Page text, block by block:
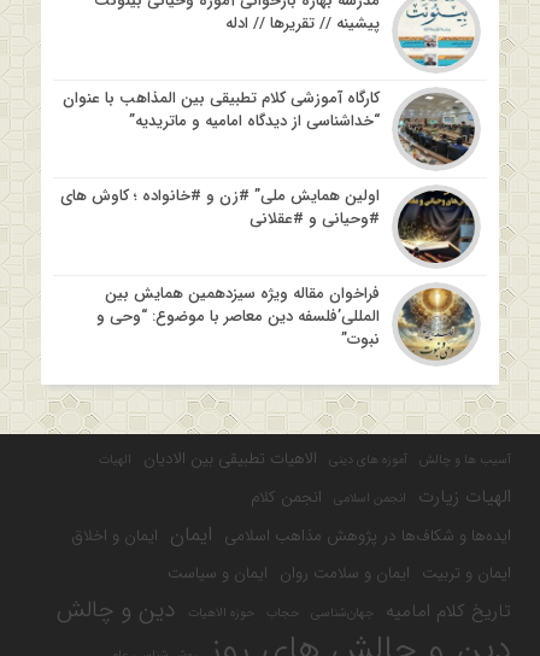
پیشینه // تقریرها // ادله
کارگاه آموزشی کلام تطبیقی بین المذاهب با عنوان
“خداشناسی از دیدگاه امامیه و ماتریدیه”
اولین همایش ملی” #زن و #خانواده ؛ کاوش های
#وحیانی و #عقلانی
فراخوان مقاله ویژه سیزدهمین همایش بین
المللی’فلسفه دین معاصر با موضوع: “وحی و
نبوت”
آسیب ها و چالش آموزه های دینی الاهیات تطبیقی بین الادیان الهیات
الهیات زیارت انجمن اسلامی
انجمن کلام
ایده‌ها و شکاف‌ها در پژوهش مذاهب اسلامی ایمان ایمان و اخلاق
ایمان و تربیت ایمان و سلامت روان ایمان و سیاست
تاریخ کلام امامیه جهان‌شناسی حجاب حوزه الاهیات دین و چالش